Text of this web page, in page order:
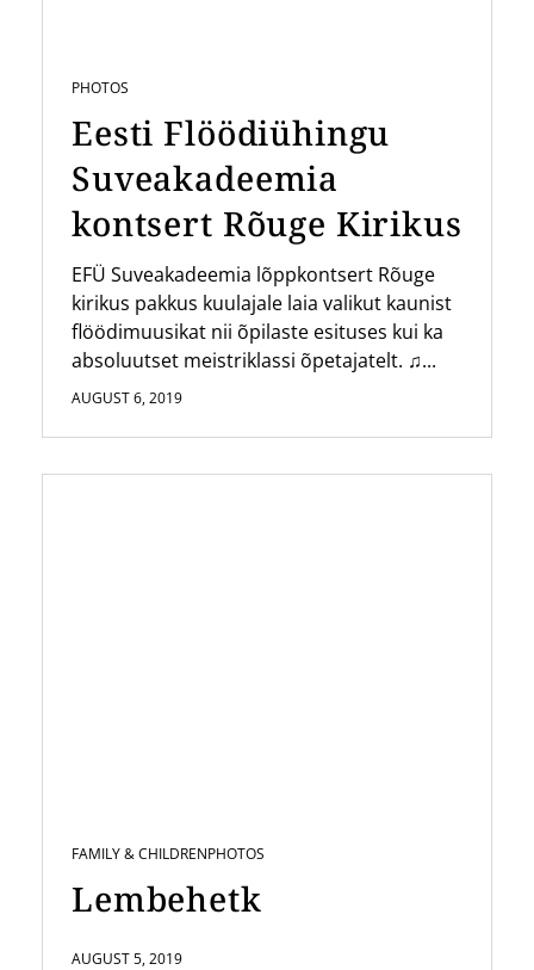
PHOTOS
Eesti Flöödiühingu
Suveakadeemia
kontsert Rõuge Kirikus
EFÜ Suveakadeemia lõppkontsert Rõuge
kirikus pakkus kuulajale laia valikut kaunist
flöödimuusikat nii õpilaste esituses kui ka
absoluutset meistriklassi õpetajatelt. ♫...
AUGUST 6, 2019
FAMILY & CHILDRENPHOTOS
Lembehetk
AUGUST 5, 2019